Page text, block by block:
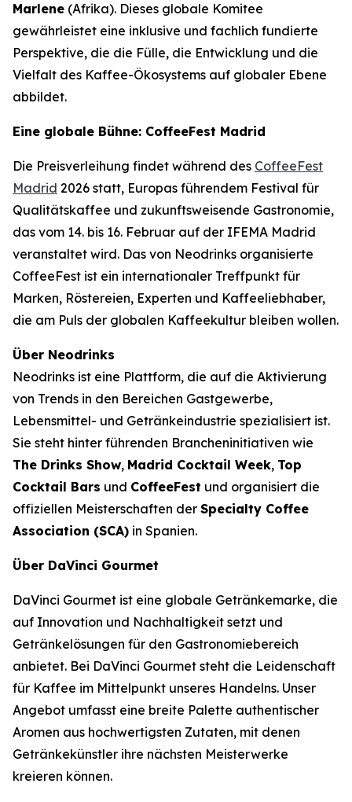
Marlene (Afrika). Dieses globale Komitee
gewährleistet eine inklusive und fachlich fundierte
Perspektive, die die Fülle, die Entwicklung und die
Vielfalt des Kaffee-Ökosystems auf globaler Ebene
abbildet.
Eine globale Bühne: CoffeeFest Madrid
Die Preisverleihung findet während des CoffeeFest
Madrid 2026 statt, Europas führendem Festival für
Qualitätskaffee und zukunftsweisende Gastronomie,
das vom 14. bis 16. Februar auf der IFEMA Madrid
veranstaltet wird. Das von Neodrinks organisierte
CoffeeFest ist ein internationaler Treffpunkt für
Marken, Röstereien, Experten und Kaffeeliebhaber,
die am Puls der globalen Kaffeekultur bleiben wollen.
Über Neodrinks
Neodrinks ist eine Plattform, die auf die Aktivierung
von Trends in den Bereichen Gastgewerbe,
Lebensmittel- und Getränkeindustrie spezialisiert ist.
Sie steht hinter führenden Brancheninitiativen wie
The Drinks Show, Madrid Cocktail Week, Top
Cocktail Bars und CoffeeFest und organisiert die
offiziellen Meisterschaften der Specialty Coffee
Association (SCA) in Spanien.
Über DaVinci Gourmet
DaVinci Gourmet ist eine globale Getränkemarke, die
auf Innovation und Nachhaltigkeit setzt und
Getränkelösungen für den Gastronomiebereich
anbietet. Bei DaVinci Gourmet steht die Leidenschaft
für Kaffee im Mittelpunkt unseres Handelns. Unser
Angebot umfasst eine breite Palette authentischer
Aromen aus hochwertigsten Zutaten, mit denen
Getränkekünstler ihre nächsten Meisterwerke
kreieren können.